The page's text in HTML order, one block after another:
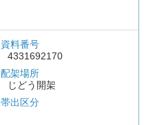
資料番号
4331692170
配架場所
じどう開架
帯出区分